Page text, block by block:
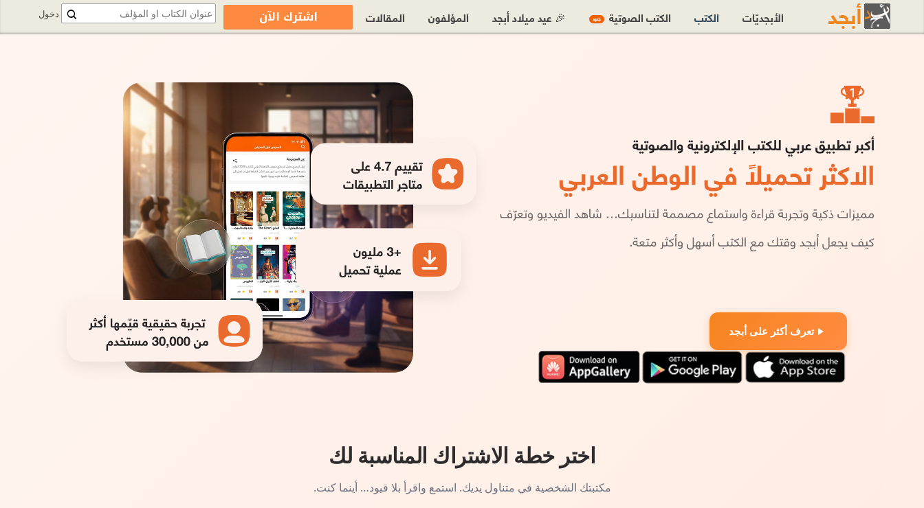
تعرف أكثر على أبجد
اختر خطة الاشتراك المناسبة لك
مكتبتك الشخصية في متناول يديك. استمع واقرأ بلا قيود… أينما كنت.
دخول الأبجديّات الكتب الكتب الصوتية جديد 🎉 عيد ميلاد أبجد المؤلفون المقالات اشترك الآن